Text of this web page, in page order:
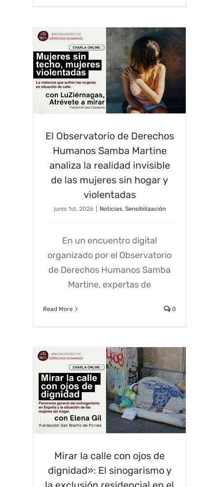
El Observatorio de Derechos
Humanos Samba Martine
analiza la realidad invisible
de las mujeres sin hogar y
violentadas
junio 1st, 2026 Noticias, Sensibilización
En un encuentro digital
organizado por el Observatorio
de Derechos Humanos Samba
Martine, expertas de
Read More 0
Mirar la calle con ojos de
dignidad»: El sinogarismo y